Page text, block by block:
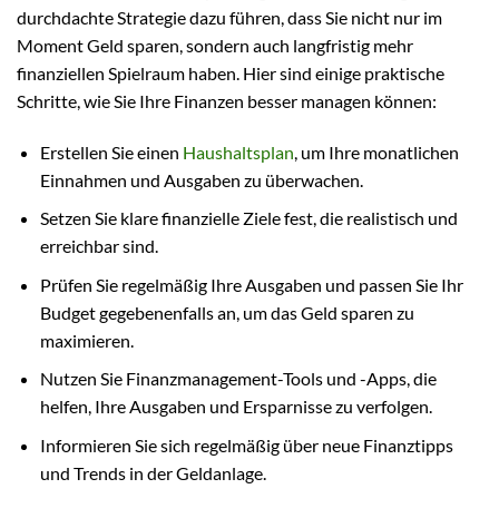
durchdachte Strategie dazu führen, dass Sie nicht nur im
Moment Geld sparen, sondern auch langfristig mehr
finanziellen Spielraum haben. Hier sind einige praktische
Schritte, wie Sie Ihre Finanzen besser managen können:
Erstellen Sie einen Haushaltsplan , um Ihre monatlichen
Einnahmen und Ausgaben zu überwachen.
Setzen Sie klare finanzielle Ziele fest, die realistisch und
erreichbar sind.
Prüfen Sie regelmäßig Ihre Ausgaben und passen Sie Ihr
Budget gegebenenfalls an, um das Geld sparen zu
maximieren.
Nutzen Sie Finanzmanagement-Tools und -Apps, die
helfen, Ihre Ausgaben und Ersparnisse zu verfolgen.
Informieren Sie sich regelmäßig über neue Finanztipps
und Trends in der Geldanlage.